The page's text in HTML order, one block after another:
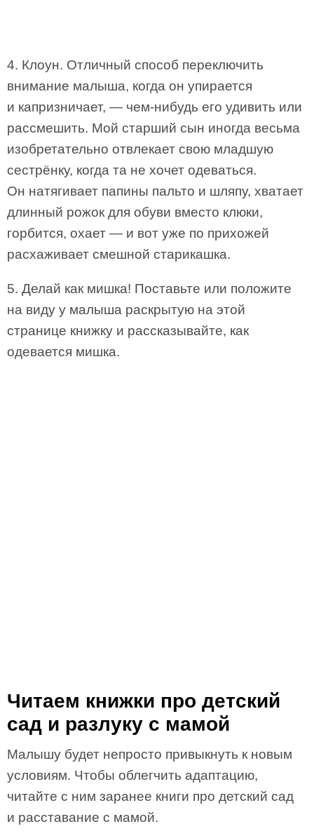
4. Клоун. Отличный способ переключить
внимание малыша, когда он упирается
и капризничает, — чем-нибудь его удивить или
рассмешить. Мой старший сын иногда весьма
изобретательно отвлекает свою младшую
сестрёнку, когда та не хочет одеваться.
Он натягивает папины пальто и шляпу, хватает
длинный рожок для обуви вместо клюки,
горбится, охает — и вот уже по прихожей
расхаживает смешной старикашка.
5. Делай как мишка! Поставьте или положите
на виду у малыша раскрытую на этой
странице книжку и рассказывайте, как
одевается мишка.
Читаем книжки про детский
сад и разлуку с мамой
Малышу будет непросто привыкнуть к новым
условиям. Чтобы облегчить адаптацию,
читайте с ним заранее книги про детский сад
и расставание с мамой.